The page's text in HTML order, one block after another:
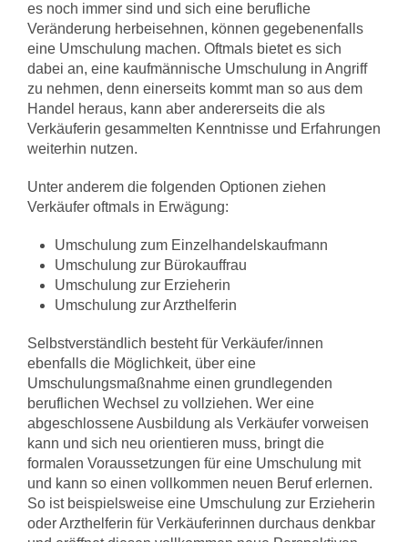
es noch immer sind und sich eine berufliche
Veränderung herbeisehnen, können gegebenenfalls
eine Umschulung machen. Oftmals bietet es sich
dabei an, eine kaufmännische Umschulung in Angriff
zu nehmen, denn einerseits kommt man so aus dem
Handel heraus, kann aber andererseits die als
Verkäuferin gesammelten Kenntnisse und Erfahrungen
weiterhin nutzen.
Unter anderem die folgenden Optionen ziehen
Verkäufer oftmals in Erwägung:
Umschulung zum Einzelhandelskaufmann
Umschulung zur Bürokauffrau
Umschulung zur Erzieherin
Umschulung zur Arzthelferin
Selbstverständlich besteht für Verkäufer/innen
ebenfalls die Möglichkeit, über eine
Umschulungsmaßnahme einen grundlegenden
beruflichen Wechsel zu vollziehen. Wer eine
abgeschlossene Ausbildung als Verkäufer vorweisen
kann und sich neu orientieren muss, bringt die
formalen Voraussetzungen für eine Umschulung mit
und kann so einen vollkommen neuen Beruf erlernen.
So ist beispielsweise eine Umschulung zur Erzieherin
oder Arzthelferin für Verkäuferinnen durchaus denkbar